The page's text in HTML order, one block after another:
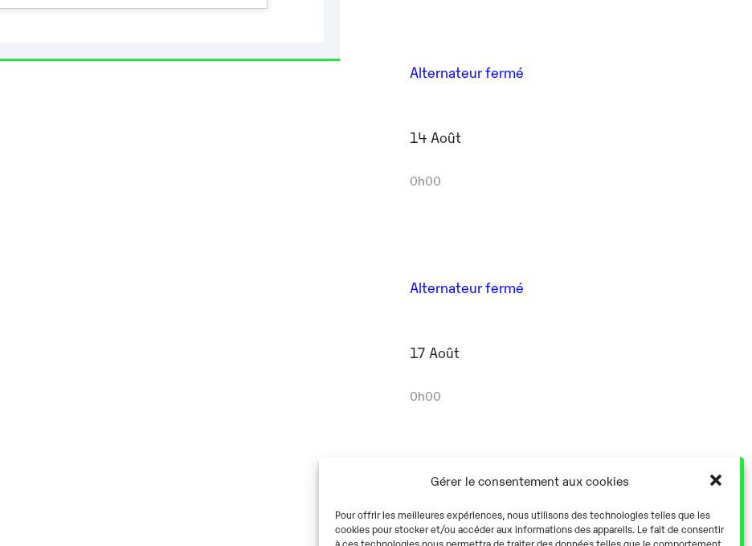
Gérer le consentement aux cookies
Pour offrir les meilleures expériences, nous utilisons des technologies telles que les
cookies pour stocker et/ou accéder aux informations des appareils. Le fait de consentir
à ces technologies nous permettra de traiter des données telles que le comportement
Alternateur fermé
14 Août
0h00
Alternateur fermé
17 Août
0h00